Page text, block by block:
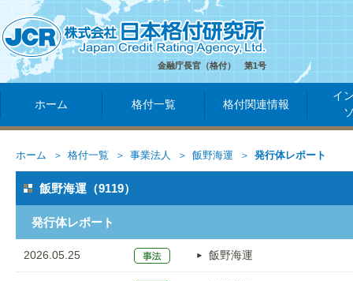
金融庁長官（格付） 第1号
ホーム 格付一覧 格付関連情報
イ
ホーム 格付一覧 事業法人 飯野海運 発行体レポート
飯野海運（9119）
発行体レポート
2026.05.25 飯野海運